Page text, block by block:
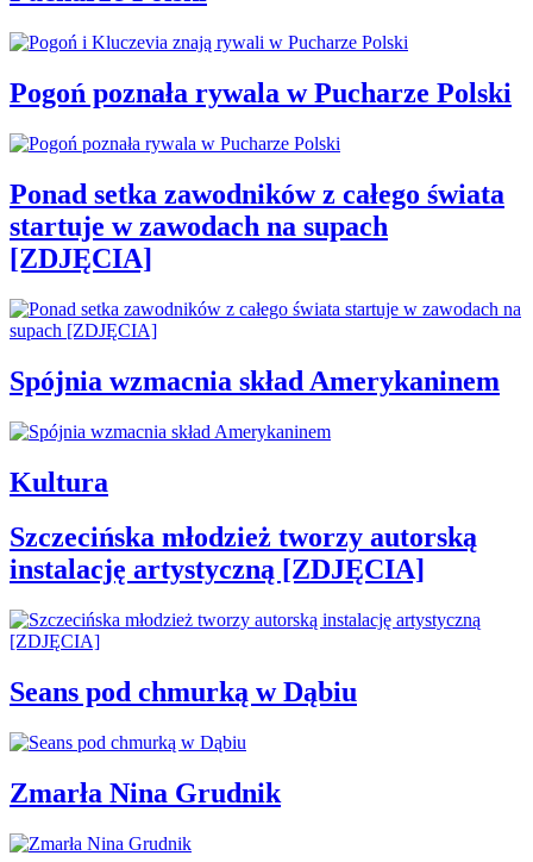
Pogoń poznała rywala w Pucharze Polski
Ponad setka zawodników z całego świata
startuje w zawodach na supach
[ZDJĘCIA]
Spójnia wzmacnia skład Amerykaninem
Kultura
Szczecińska młodzież tworzy autorską
instalację artystyczną [ZDJĘCIA]
Seans pod chmurką w Dąbiu
Zmarła Nina Grudnik